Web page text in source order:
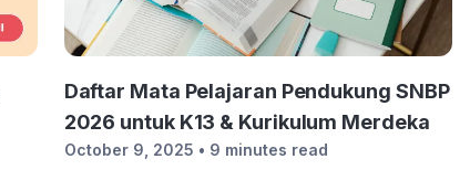
Daftar Mata Pelajaran Pendukung SNBP
2026 untuk K13 & Kurikulum Merdeka
October 9, 2025 • 9 minutes read